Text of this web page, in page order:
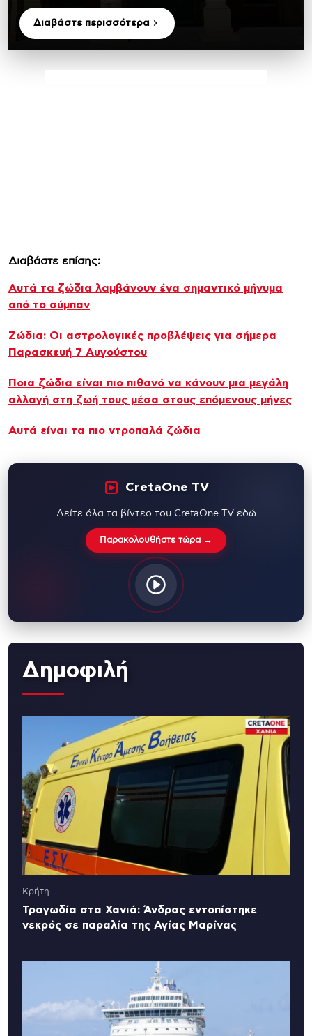
Διαβάστε περισσότερα
Διαβάστε επίσης:
Αυτά τα ζώδια λαμβάνουν ένα σημαντικό μήνυμα
από το σύμπαν
Ζώδια: Οι αστρολογικές προβλέψεις για σήμερα
Παρασκευή 7 Αυγούστου
Ποια ζώδια είναι πιο πιθανό να κάνουν μια μεγάλη
αλλαγή στη ζωή τους μέσα στους επόμενους μήνες
Αυτά είναι τα πιο ντροπαλά ζώδια
CretaOne TV
Δείτε όλα τα βίντεο του CretaOne TV εδώ
Παρακολουθήστε τώρα →
Δημοφιλή
Κρήτη
Τραγωδία στα Χανιά: Άνδρας εντοπίστηκε
νεκρός σε παραλία της Αγίας Μαρίνας